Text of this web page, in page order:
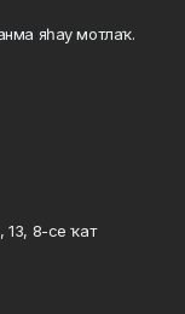
яһау мотлаҡ.
8-се ҡат